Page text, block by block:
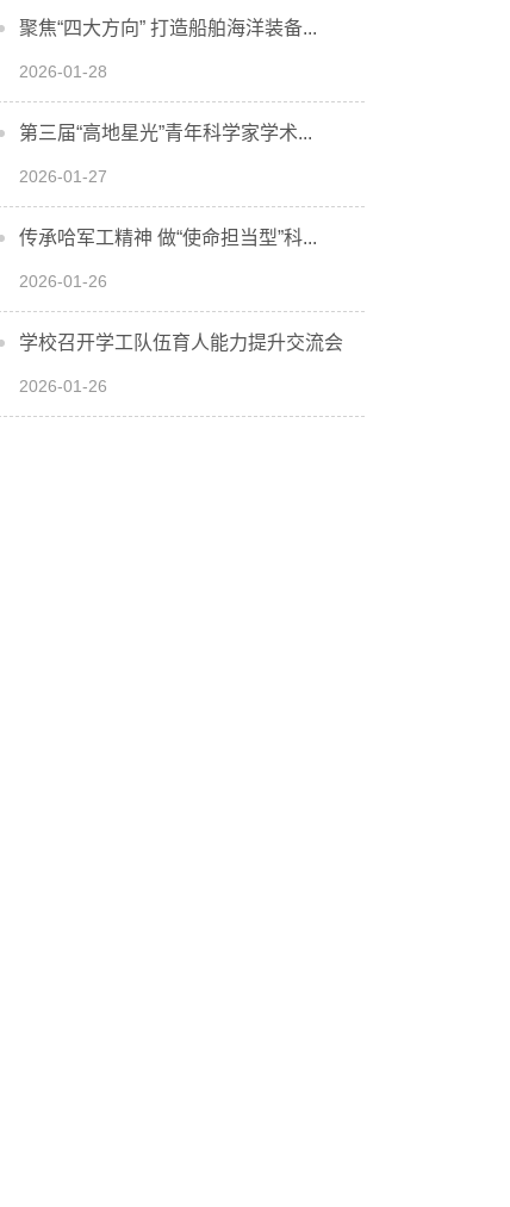
聚焦“四大方向” 打造船舶海洋装备...
2026-01-28
第三届“高地星光”青年科学家学术...
2026-01-27
传承哈军工精神 做“使命担当型”科...
2026-01-26
学校召开学工队伍育人能力提升交流会
2026-01-26